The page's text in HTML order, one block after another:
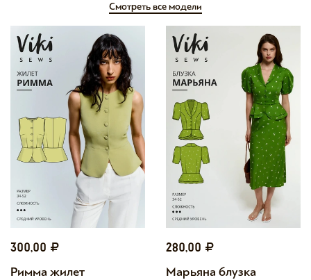
Смотреть все модели
300,00
Римма жилет
280,00
Марьяна блузка